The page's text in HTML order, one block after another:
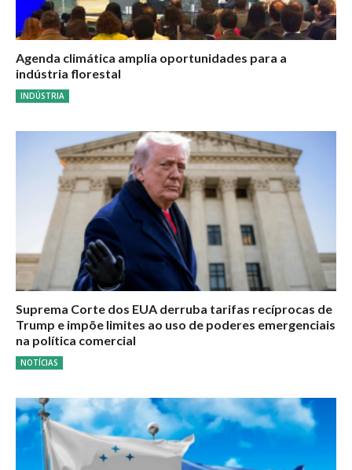
Agenda climática amplia oportunidades para a
indústria florestal
INDÚSTRIA
Suprema Corte dos EUA derruba tarifas recíprocas de
Trump e impõe limites ao uso de poderes emergenciais
na política comercial
NOTÍCIAS